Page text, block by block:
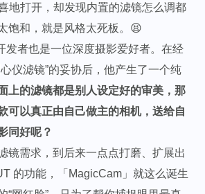
地打开，却发现内置的滤镜怎么调都
饱和，就是风格太死板。😫
发者也是一位深度摄影爱好者。在经
仪滤镜”的妥协后，他产生了一个纯
上的滤镜都是别人设定好的审美，那
可以真正由自己做主的相机，送给自
同好呢？
镜需求，到后来一点点打磨、扩展出
的功能，「MagicCam」就这么诞生